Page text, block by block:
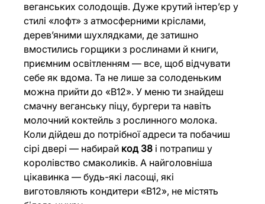
веганських солодощів. Дуже крутий інтер’єр у
стилі «лофт» з атмосферними кріслами,
дерев’яними шухлядками, де затишно
вмостились горщики з рослинами й книги,
приємним освітленням — все, щоб відчувати
себе як вдома. Та не лише за солоденьким
можна прийти до «B12». У меню ти знайдеш
смачну веганську піцу, бургери та навіть
молочний коктейль з рослинного молока.
Коли дійдеш до потрібної адреси та побачиш
сірі двері — набирай код 38 і потрапиш у
королівство смаколиків. А найголовніша
цікавинка — будь-які ласощі, які
виготовляють кондитери «B12», не містять